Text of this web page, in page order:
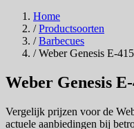
Home
/ Productsoorten
/ Barbecues
/ Weber Genesis E-
Weber Genesis
Vergelijk prijzen voor de
actuele aanbiedingen bij